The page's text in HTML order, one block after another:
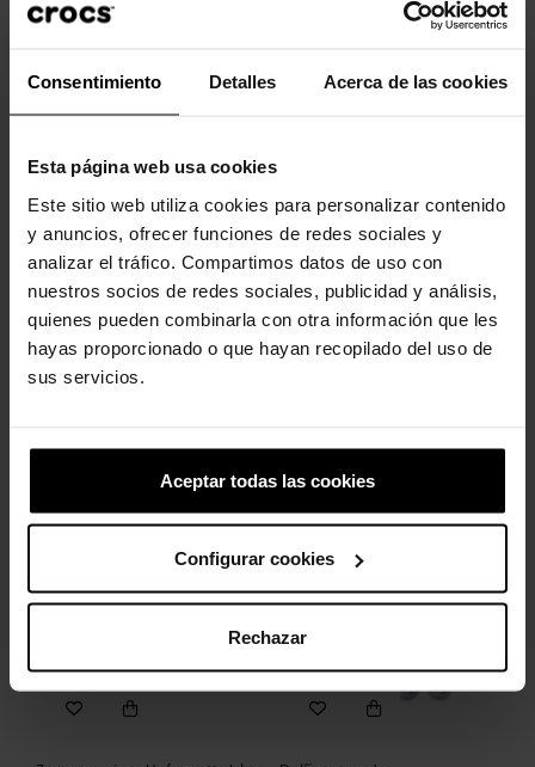
Consentimiento Detalles Acerca de las cookies
Esta página web usa cookies
Este sitio web utiliza cookies para personalizar contenido
y anuncios, ofrecer funciones de redes sociales y
analizar el tráfico. Compartimos datos de uso con
nuestros socios de redes sociales, publicidad y análisis,
quienes pueden combinarla con otra información que les
hayas proporcionado o que hayan recopilado del uso de
sus servicios.
Aceptar todas las cookies
Configurar cookies
Rechazar
cómodos en 360 grados.
Los clientes que compraron este
producto también han comprado:
-20% -20%